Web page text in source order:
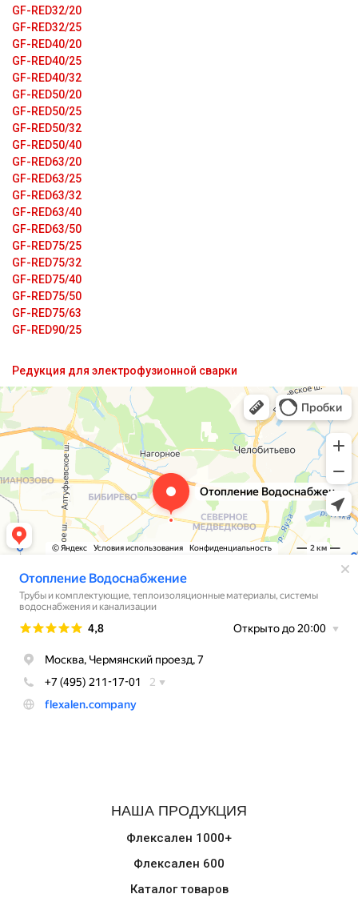
GF-RED32/20
GF-RED32/25
GF-RED40/20
GF-RED40/25
GF-RED40/32
GF-RED50/20
GF-RED50/25
GF-RED50/32
GF-RED50/40
GF-RED63/20
GF-RED63/25
GF-RED63/32
GF-RED63/40
GF-RED63/50
GF-RED75/25
GF-RED75/32
GF-RED75/40
GF-RED75/50
GF-RED75/63
GF-RED90/25
Редукция для электрофузионной сварки
НАША ПРОДУКЦИЯ
Флексален 1000+
Флексален 600
Каталог товаров